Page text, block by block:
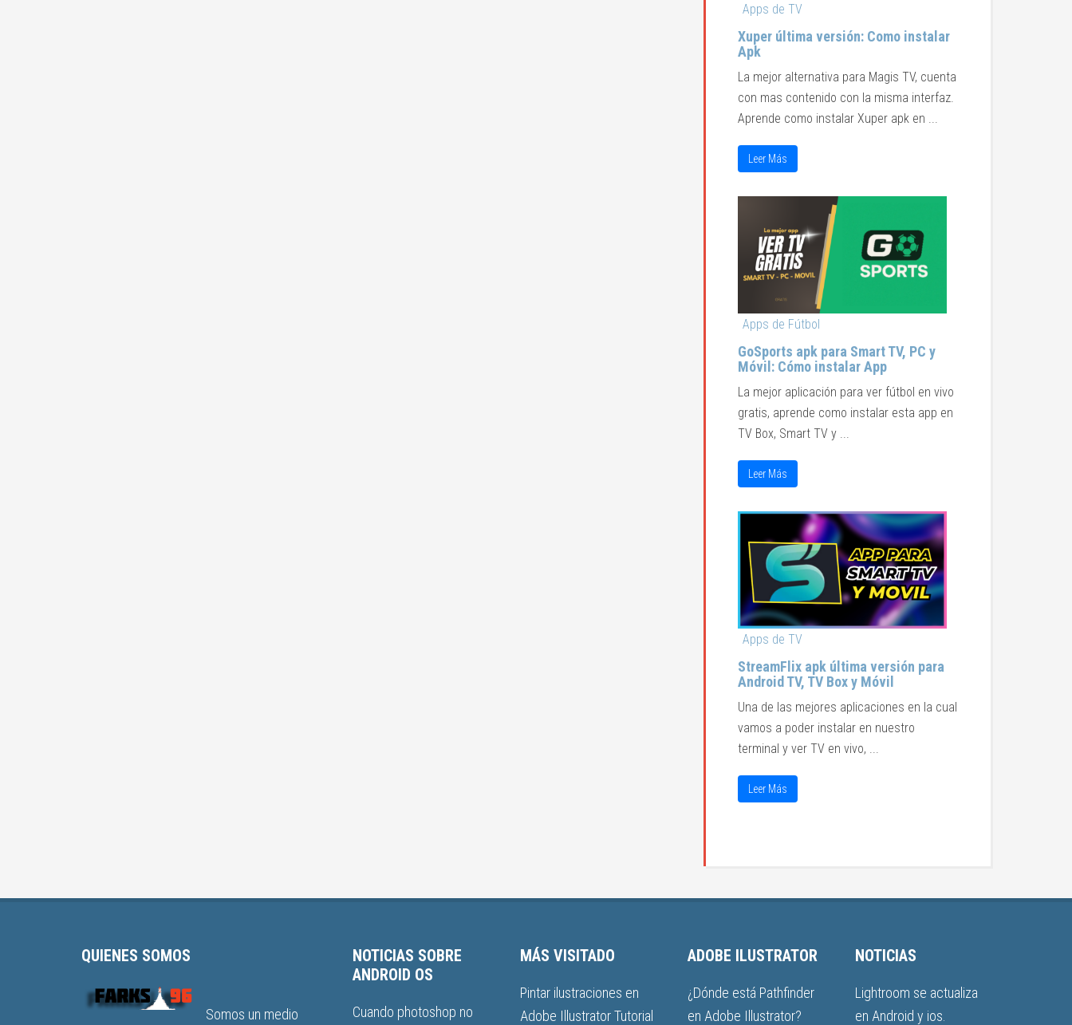
Apps de TV
Xuper última versión: Como instalar
Apk
La mejor alternativa para Magis TV, cuenta
con mas contenido con la misma interfaz.
Aprende como instalar Xuper apk en ...
Leer Más
Apps de Fútbol
GoSports apk para Smart TV, PC y
Móvil: Cómo instalar App
La mejor aplicación para ver fútbol en vivo
gratis, aprende como instalar esta app en
TV Box, Smart TV y ...
Leer Más
Apps de TV
StreamFlix apk última versión para
Android TV, TV Box y Móvil
Una de las mejores aplicaciones en la cual
vamos a poder instalar en nuestro
terminal y ver TV en vivo, ...
Leer Más
QUIENES SOMOS
Somos un medio
NOTICIAS SOBRE
ANDROID OS
Cuando photoshop no
MÁS VISITADO
Pintar ilustraciones en
Adobe Illustrator Tutorial
ADOBE ILUSTRATOR
¿Dónde está Pathfinder
en Adobe Illustrator?
NOTICIAS
Lightroom se actualiza
en Android y ios.